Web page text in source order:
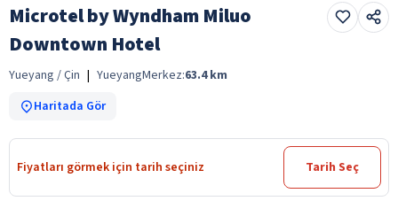
Microtel by Wyndham Miluo
Downtown Hotel
Yueyang / Çin | YueyangMerkez:63.4 km
Haritada Gör
Fiyatları görmek için tarih seçiniz Tarih Seç